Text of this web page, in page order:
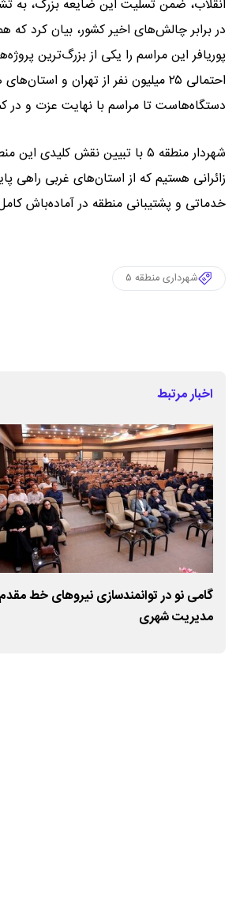
انقلاب، ضمن تسلیت این ضایعه بزرگ، به
در برابر چالش‌های اخیر کشور، بیان کرد
پوریافر این مراسم را یکی از بزرگ‌ترین
احتمالی ۲۵ میلیون نفر از تهران
دستگاه‌هاست تا مراسم با نهایت عزت و در
زائرانی هستیم که از استان‌های غربی راهی
خدماتی و پشتیبانی منطقه در آماده‌باش
شهرداری منطقه ۵
اخبار مرتبط
گامی نو در توانمندسازی نیروهای خط مقدم
مدیریت شهری